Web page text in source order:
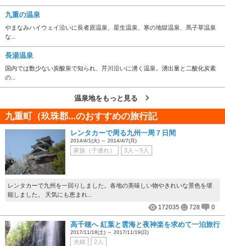
九重の温泉
やまなみハイウェイ沿いに長者原温泉、星生温泉、寒の地獄温泉、馬子草温泉
な...
長湯温泉
国内では数少ない炭酸泉で知られ、芹川沿いに湧く温泉。湧出量と二酸化炭素
の...
温泉地をもっと見る
九重町（玖珠郡...のおすすめの旅行記
レンタカーで周る九州一周７日間
2014/4/1(火) ～ 2014/4/7(月)
家族（子連れ） 3人～5人
レンタカーで九州を一回りしました。各地の美味しい物やきれいな景色を堪
能しました。 天気にも恵まれ...
172035
728 0
高千穂へ 紅葉と雲海と夜神楽を求めて一泊旅行
2017/11/18(土) ～ 2017/11/19(日)
夫婦 2人